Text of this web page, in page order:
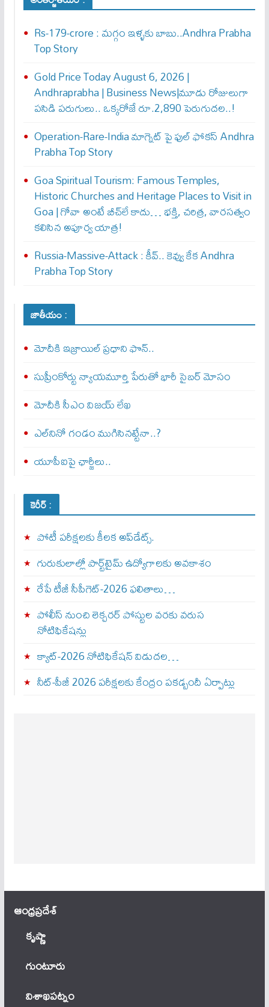
Rs-179-crore : మ‌గ్గం ఇళ్ళ‌కు బాబు..Andhra Prabha
Top Story
Gold Price Today August 6, 2026 |
Andhraprabha | Business News|మూడు రోజులుగా
పసిడి పరుగులు.. ఒక్కరోజే రూ.2,890 పెరుగుద‌ల‌..!
Operation-Rare-India మాగ్నెట్ పై ఫుల్ ఫోక‌స్ Andhra
Prabha Top Story
Goa Spiritual Tourism: Famous Temples,
Historic Churches and Heritage Places to Visit in
Goa | గోవా అంటే బీచ్‌లే కాదు… భక్తి, చరిత్ర, వారసత్వం
కలిసిన అపూర్వ యాత్ర!
Russia-Massive-Attack : కీవ్‌.. కెవ్వు కేక‌ Andhra
Prabha Top Story
జాతీయం :
మోదీకి ఇజ్రాయిల్ ప్ర‌ధాని ఫొన్..
సుప్రీంకోర్టు న్యాయమూర్తి పేరుతో భారీ సైబర్ మోసం
మోదీకి సీఎం విజయ్ లేఖ
ఎల్‌నినో గండం ముగిసినట్టేనా..?
యూపీఐపై ఛార్జీలు..
కెరీర్ :
పోటీ పరీక్షలకు కీలక అప్‌డేట్స్.
గురుకులాల్లో పార్ట్‌టైమ్ ఉద్యోగాలకు అవకాశం
రేపే టీజీ సీపీగెట్‌-2026 ఫలితాలు…
పోలీస్ నుంచి లెక్చరర్ పోస్టుల వరకు వరుస
నోటిఫికేషన్లు
క్యాట్-2026 నోటిఫికేషన్ విడుదల…
నీట్-పీజీ 2026 పరీక్షలకు కేంద్రం పకడ్బందీ ఏర్పాట్లు
ఆంధ్ర‌ప్ర‌దేశ్
కృష్ణా
గుంటూరు
విశాఖపట్నం